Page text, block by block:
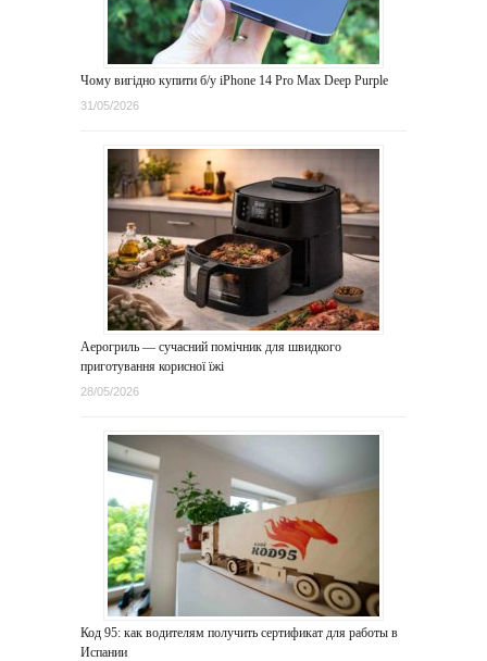
Чому вигідно купити б/у iPhone 14 Pro Max Deep Purple
31/05/2026
Аерогриль — сучасний помічник для швидкого
приготування корисної їжі
28/05/2026
Код 95: как водителям получить сертификат для работы в
Испании